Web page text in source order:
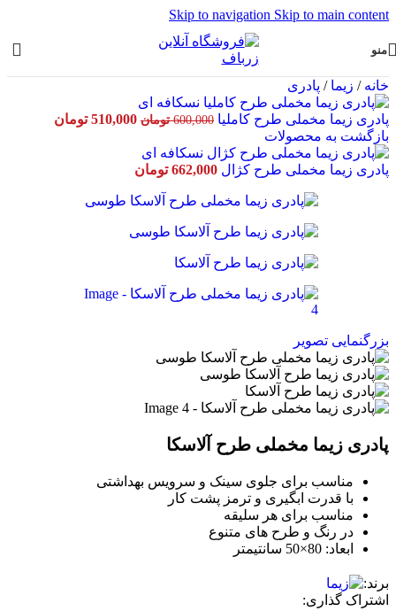
Skip to navigation Skip to main content
منو
خانه/ زیما/ پادری
پادری زیما مخملی طرح کاملیا 600,000 تومان قیمت
بود.
510,000 تومان
بازگشت به محصولات
پادری زیما مخملی طرح کژال 662,000 تومان
بزرگنمایی تصویر
پادری زیما مخملی طرح آلاسکا
مناسب برای جلوی سینک و سرویس بهداشتی
با قدرت ابگیری و ترمز پشت کار
مناسب برای هر سلیقه
در رنگ و طرح های متنوع
ابعاد: 80×50 سانتیمتر
برند:
اشتراک گذاری: